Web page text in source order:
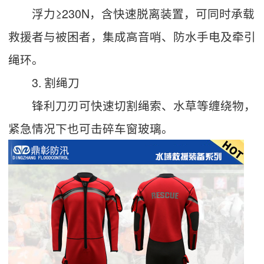
浮力≥230N，含快速脱离装置，可同时承载
救援者与被困者，集成高音哨、防水手电及牵引
绳环。
3. 割绳刀
锋利刀刃可快速切割绳索、水草等缠绕物，
紧急情况下也可击碎车窗玻璃。